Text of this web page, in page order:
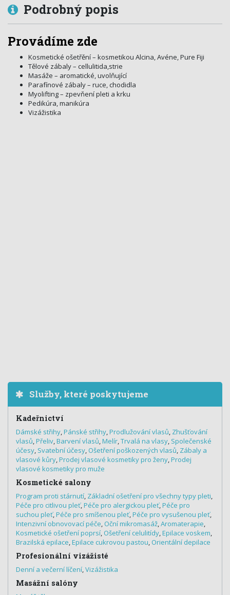
Podrobný popis
Provádíme zde
Kosmetické ošetřění – kosmetikou Alcina, Avéne, Pure Fiji
Tělové zábaly – cellulitida,strie
Masáže – aromatické, uvolňující
Parafínové zábaly – ruce, chodidla
Myolifting – zpevňení pleti a krku
Pedikúra, manikúra
Vizážistika
Služby, které poskytujeme
Kadeřnictví
Dámské střihy,Pánské střihy,Prodlužování vlasů, Zhušťování
vlasů,Přeliv,Barvení vlasů,Melír,Trvalá na vlasy, Společenské
účesy, Svatební účesy, Ošetření poškozených vlasů, Zábaly a
vlasové kůry,Prodej vlasové kosmetiky pro ženy,Prodej
vlasové kosmetiky pro muže
Kosmetické salony
Program proti stárnutí, Základní ošetření pro všechny typy pleti,
Péče pro citlivou pleť,Péče pro alergickou pleť,Péče pro
suchou pleť,Péče pro smíšenou pleť,Péče pro vysušenou pleť,
Intenzivní obnovovací péče, Oční mikromasáž,Aromaterapie,
Kosmetické ošetření poprsí, Ošetření celulitídy,Epilace voskem,
Brazilská epilace,Epilace cukrovou pastou, Orientální depilace
Profesionální vizážisté
Denní a večerní líčení,Vizážistika
Masážní salóny